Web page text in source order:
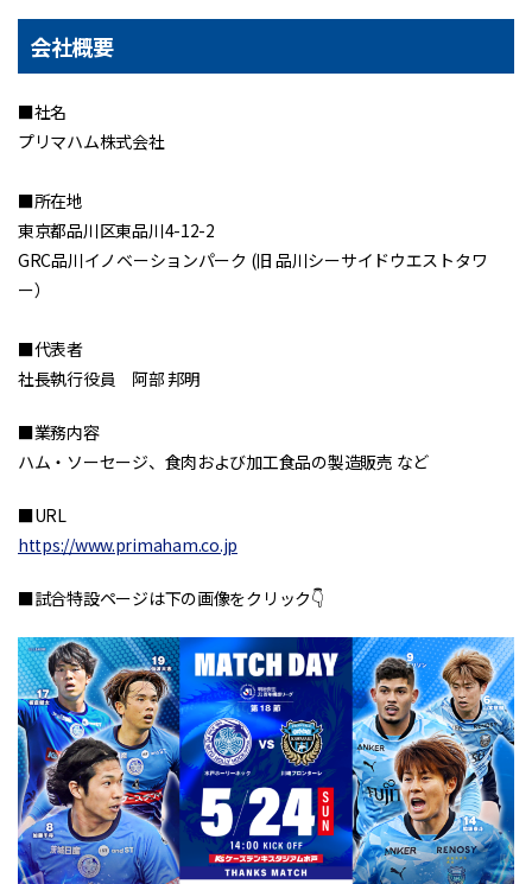
会社概要
■社名
プリマハム株式会社
■所在地
東京都品川区東品川4-12-2
GRC品川イノベーションパーク (旧 品川シーサイドウエストタワ
ー）
■代表者
社長執行役員 阿部 邦明
■業務内容
ハム・ソーセージ、食肉および加工食品の製造販売 など
■URL
https://www.primaham.co.jp
■試合特設ページは下の画像をクリック👇